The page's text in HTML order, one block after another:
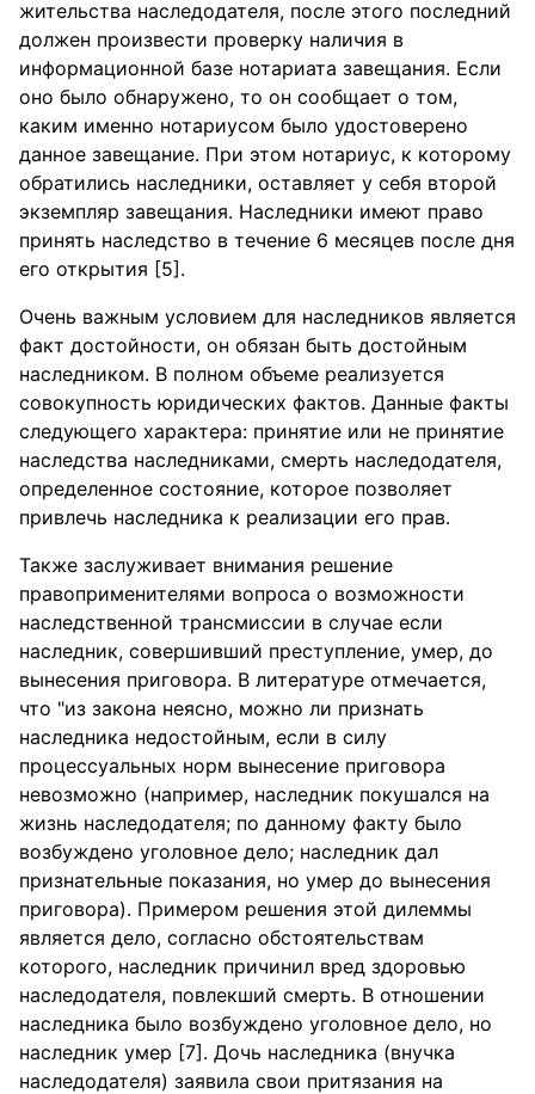
жительства наследодателя, после этого последний
должен произвести проверку наличия в
информационной базе нотариата завещания. Если
оно было обнаружено, то он сообщает о том,
каким именно нотариусом было удостоверено
данное завещание. При этом нотариус, к которому
обратились наследники, оставляет у себя второй
экземпляр завещания. Наследники имеют право
принять наследство в течение 6 месяцев после дня
его открытия [5].
Очень важным условием для наследников является
факт достойности, он обязан быть достойным
наследником. В полном объеме реализуется
совокупность юридических фактов. Данные факты
следующего характера: принятие или не принятие
наследства наследниками, смерть наследодателя,
определенное состояние, которое позволяет
привлечь наследника к реализации его прав.
Также заслуживает внимания решение
правоприменителями вопроса о возможности
наследственной трансмиссии в случае если
наследник, совершивший преступление, умер, до
вынесения приговора. В литературе отмечается,
что "из закона неясно, можно ли признать
наследника недостойным, если в силу
процессуальных норм вынесение приговора
невозможно (например, наследник покушался на
жизнь наследодателя; по данному факту было
возбуждено уголовное дело; наследник дал
признательные показания, но умер до вынесения
приговора). Примером решения этой дилеммы
является дело, согласно обстоятельствам
которого, наследник причинил вред здоровью
наследодателя, повлекший смерть. В отношении
наследника было возбуждено уголовное дело, но
наследник умер [7]. Дочь наследника (внучка
наследодателя) заявила свои притязания на